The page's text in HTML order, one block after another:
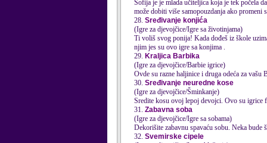
Sofija je je mlada učiteljica koja je tek počela da radi u osnovnoj školi. Ona želi da impresionira svoje
može dobiti više samopouzdanja ako promeni
28. Sređivanje konjića
(Igre za djevojčice/Igre sa životinjama)
Ti voliš svog ponija! Kada dođeš iz škole
njim jes su ovo igre sa konjima .
29. Kraljica Barbika
(Igre za djevojčice/Barbie igrice)
Ovde su razne haljinice i druga odeća za
30. Sređivanje neuredne kose
(Igre za djevojčice/Šminkanje)
Sredite kosu ovoj lepoj devojci. Ovo su igrice
31. Zabavna soba
(Igre za djevojčice/Igre sa sobama)
Dekorišite zabavnu spavaću sobu. Neka
32. Svemirske cipele